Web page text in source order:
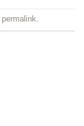
permalink